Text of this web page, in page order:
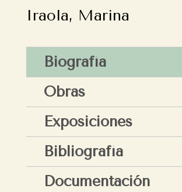
Iraola, Marina
Biografía
Obras
Exposiciones
Bibliografía
Documentación